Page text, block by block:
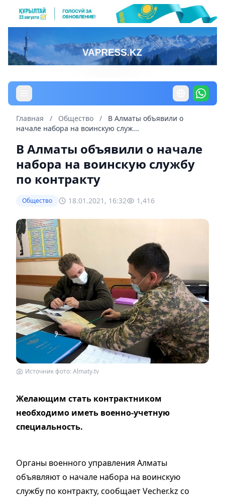
Главная / Общество /
В Алматы объявили о
начале набора на воинскую служ...
В Алматы объявили о начале
набора на воинскую службу
по контракту
Общество 18.01.2021, 16:32 1,416
Источник фото: Almaty.tv
Желающим стать контрактником
необходимо иметь военно-учетную
специальность.
Органы военного управления Алматы
объявляют о начале набора на воинскую
службу по контракту, сообщает Vecher.kz со